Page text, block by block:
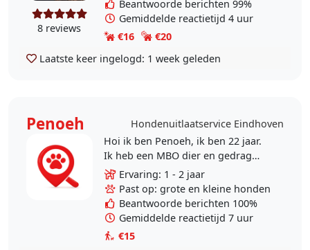
8 reviews
Beantwoorde berichten 99%
Gemiddelde reactietijd 4 uur
€16
€20
Laatste keer ingelogd: 1 week geleden
Penoeh
Hondenuitlaatservice Eindhoven
Hoi ik ben Penoeh, ik ben 22 jaar.
Ik heb een MBO dier en gedrag
afgerond en ik laat nu in de regio
waalre en Eindhoven honden uit.
Wandelen en..
Ervaring: 1 - 2 jaar
Past op: grote en kleine honden
Beantwoorde berichten 100%
Gemiddelde reactietijd 7 uur
€15